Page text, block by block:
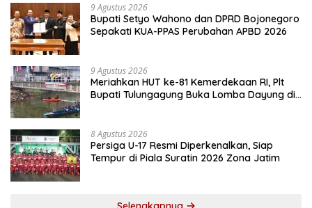
9 Agustus 2026
Bupati Setyo Wahono dan DPRD Bojonegoro
Sepakati KUA-PPAS Perubahan APBD 2026
9 Agustus 2026
Meriahkan HUT ke-81 Kemerdekaan RI, Plt
Bupati Tulungagung Buka Lomba Dayung di
8 Agustus 2026
Persiga U-17 Resmi Diperkenalkan, Siap
Tempur di Piala Suratin 2026 Zona Jatim